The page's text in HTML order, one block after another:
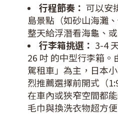
行程節奏： 可以安
島景點（如砂山海灘
整天給浮潛看海龜、
行李箱挑選： 3-4
26 吋 的中型行李箱
駕租車」為主，日本
烈推薦選擇前開式（
在車內或狹窄空間都
毛巾與換洗衣物超方便